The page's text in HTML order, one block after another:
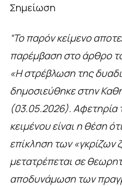
Σημείωση
“Το παρόν κείμενο
παρέμβαση στο άρθρο
«Η στρέβλωση της
δημοσιεύθηκε στην
(03.05.2026). Αφετηρία
κειμένου είναι η θέση
επίκληση των «γκρίζων
μετατρέπεται σε
αποδυνάμωση των